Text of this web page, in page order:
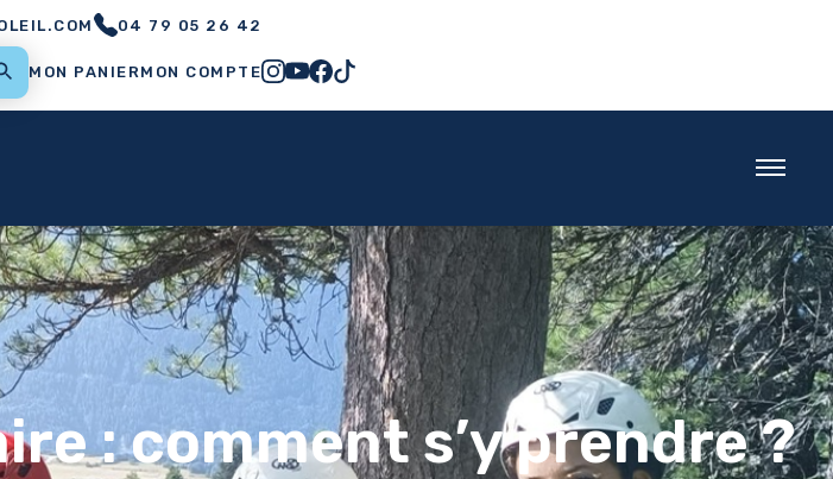
04 79 05 26 42
MON PANIERMON COMPTE
: comment s’y prendre ?